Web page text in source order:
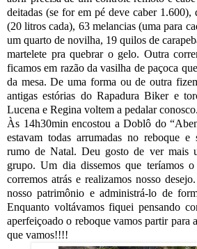
deitadas (se for em pé deve caber 1.600),
(20 litros cada), 63 melancias (uma para
um quarto de novilha, 19 quilos de
martelete pra quebrar o gelo. Outra
ficamos em razão da vasilha de paçoca
da mesa. De uma forma ou de outra
antigas estórias do Rapadura Biker e
Lucena e Regina voltem a pedalar conosco.
Às 14h30min encostou a Doblô do
estavam todas arrumadas no reboque
rumo de Natal. Deu gosto de ver mais
grupo. Um dia dissemos que teríamos
corremos atrás e realizamos nosso
nosso patrimônio e administrá-lo de
Enquanto voltávamos fiquei pensando
aperfeiçoado o reboque vamos partir para
que vamos!!!!